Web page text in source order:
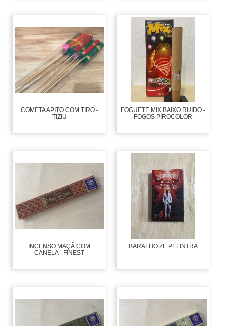
COMETA APITO COM TIRO -
TIZIU
FOGUETE MIX BAIXO RUIDO -
FOGOS PIROCOLOR
INCENSO MAÇÃ COM
CANELA - FINEST
BARALHO ZE PELINTRA